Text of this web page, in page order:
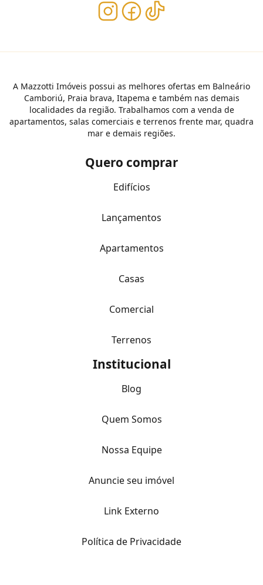
A Mazzotti Imóveis possui as melhores ofertas em Balneário
Camboriú, Praia brava, Itapema e também nas demais
localidades da região. Trabalhamos com a venda de
apartamentos, salas comerciais e terrenos frente mar, quadra
mar e demais regiões.
Quero comprar
Edifícios
Lançamentos
Apartamentos
Casas
Comercial
Terrenos
Institucional
Blog
Quem Somos
Nossa Equipe
Anuncie seu imóvel
Link Externo
Política de Privacidade